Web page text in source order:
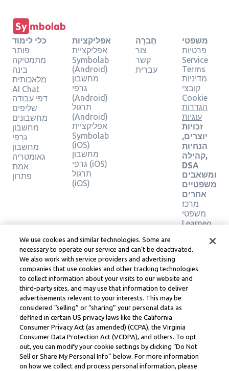
כלי לימוד
פותר
מתמטיקה
בינה
מלאכותית
AI Chat
דפי עבודה
שליפים
מחשבונים
מחשבון
גרפי
מחשבון
גאומטריה
אמת
פתרון
אפליקציות
אפליקציית
Symbolab
(Android)
מחשבון
גרפי
(Android)
תרגול
(Android)
אפליקציית
Symbolab
(iOS)
מחשבון
גרפי (iOS)
תרגול
(iOS)
חֶברָה
צור
קשר
עברית
משפטי
פרטיות
Service
Terms
מדיניות
קובצי
Cookie
הגדרות
עוגיות
זכויות
יוצרים,
הנחיות
קהילה,
DSA
ומשאבים
משפטיים
אחרים
מרכז
משפטי
Learneo
של
Symbolab, a Learneo, Inc. business
© Learneo, Inc. 2024
We use cookies and similar technologies. Some are
necessary to operate our service and can’t be deactivated.
We also work with service providers and advertising
companies that use cookies and other tracking technologies
to collect information about your visits to our website and
third-party sites, and may use that information to deliver
advertisements relevant to your interests. This may be
considered “selling” or “sharing” your personal data as
defined in certain US privacy laws like the California
Consumer Privacy Act (as amended) (CCPA), the Virginia
Consumer Data Protection Act (VCDPA), and others. To opt
out, you can modify your cookie settings by clicking “Do Not
Sell or Share My Personal Info” below. For more information
on how we collect and process personal information, please